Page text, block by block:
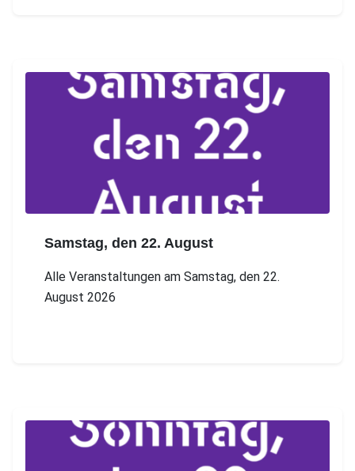
Samstag, den 22. August
Alle Veranstaltungen am Samstag, den 22.
August 2026